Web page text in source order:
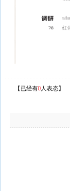
【已经有0人表态】